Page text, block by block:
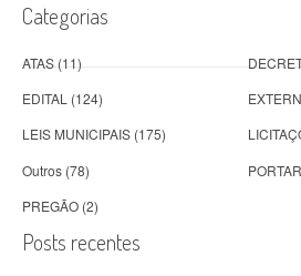
Categorias
ATAS (11)
EDITAL (124)
LEIS MUNICIPAIS (175)
Outros (78)
PREGÃO (2)
Posts recentes